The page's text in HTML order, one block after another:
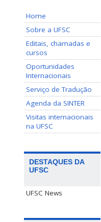
Home
Sobre a UFSC
Editais, chamadas e
cursos
Oportunidades
Internacionais
Serviço de Tradução
Agenda da SINTER
Visitas internacionais
na UFSC
DESTAQUES DA
UFSC
UFSC News